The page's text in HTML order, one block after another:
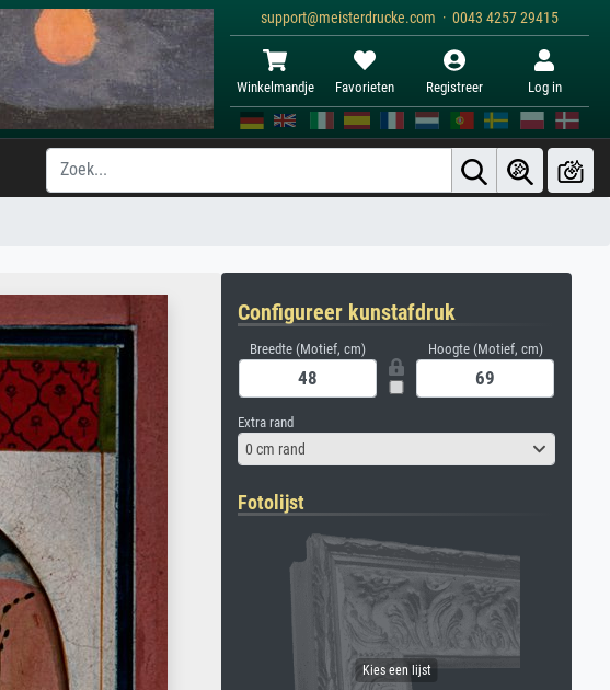
support@meisterdrucke.com · 0043 4257 29415
Winkelmandje Favorieten Registreer Log in
Configureer kunstafdruk
Breedte (Motief, cm) Hoogte (Motief, cm)
Extra rand
0 cm rand
Fotolijst